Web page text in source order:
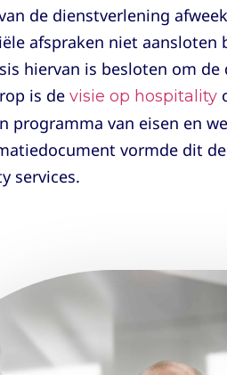
de dienstverlening
afspraken niet
hiervan is besloten om
is de visie op hospitality
programma van eisen en
vormde dit
services.